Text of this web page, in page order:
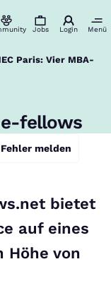
Jobs Login Menü
Paris: Vier MBA-
e-fellows
melden
bietet
auf eines
Höhe von